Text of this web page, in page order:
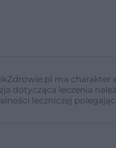
ma charakter
dotycząca leczenia
leczniczej